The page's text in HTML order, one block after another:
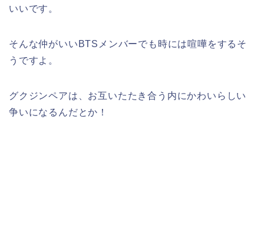
いいです。
そんな仲がいいBTSメンバーでも時には喧嘩をするそ
うですよ。
グクジンペアは、お互いたたき合う内にかわいらしい
争いになるんだとか！